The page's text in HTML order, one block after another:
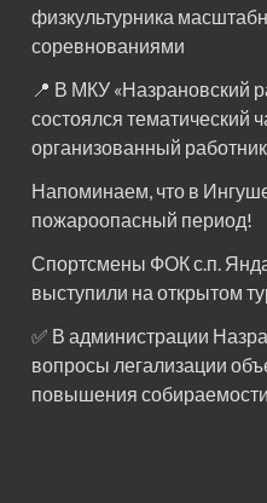
физкультурника
соревнованиями
📍 В МКУ «Назрановский
состоялся тематический
организованный
Напоминаем, что в
пожароопасный период!⁣⁣⠀
Спортсмены ФОК с.п.
выступили на открытом
✅ В администрации
вопросы легализации
повышения